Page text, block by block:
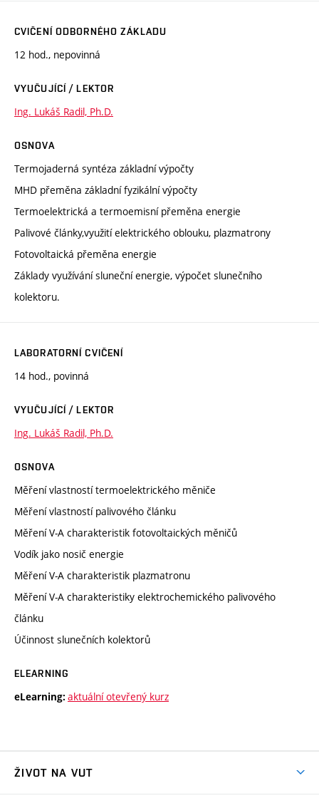
CVIČENÍ ODBORNÉHO ZÁKLADU
12 hod., nepovinná
VYUČUJÍCÍ / LEKTOR
Ing. Lukáš Radil, Ph.D.
OSNOVA
Termojaderná syntéza základní výpočty
MHD přeměna základní fyzikální výpočty
Termoelektrická a termoemisní přeměna energie
Palivové články,využití elektrického oblouku, plazmatrony
Fotovoltaická přeměna energie
Základy využívání sluneční energie, výpočet slunečního
kolektoru.
LABORATORNÍ CVIČENÍ
14 hod., povinná
VYUČUJÍCÍ / LEKTOR
Ing. Lukáš Radil, Ph.D.
OSNOVA
Měření vlastností termoelektrického měniče
Měření vlastností palivového článku
Měření V-A charakteristik fotovoltaických měničů
Vodík jako nosič energie
Měření V-A charakteristik plazmatronu
Měření V-A charakteristiky elektrochemického palivového
článku
Účinnost slunečních kolektorů
ELEARNING
eLearning: aktuální otevřený kurz
ŽIVOT NA VUT